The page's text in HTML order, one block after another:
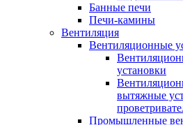
Банные печи
Печи-камины
Вентиляция
Вентиляционные
установки
вытяжные
Промышленные